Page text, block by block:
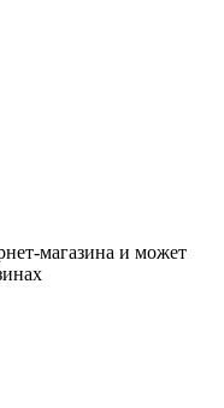
магазина и может